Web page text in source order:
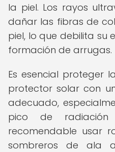
la piel. Los rayos
dañar las fibras de
piel, lo que debilita su
formación de arrugas.
Es esencial proteger
protector solar con
adecuado,
pico de radiación
recomendable usar
sombreros de ala